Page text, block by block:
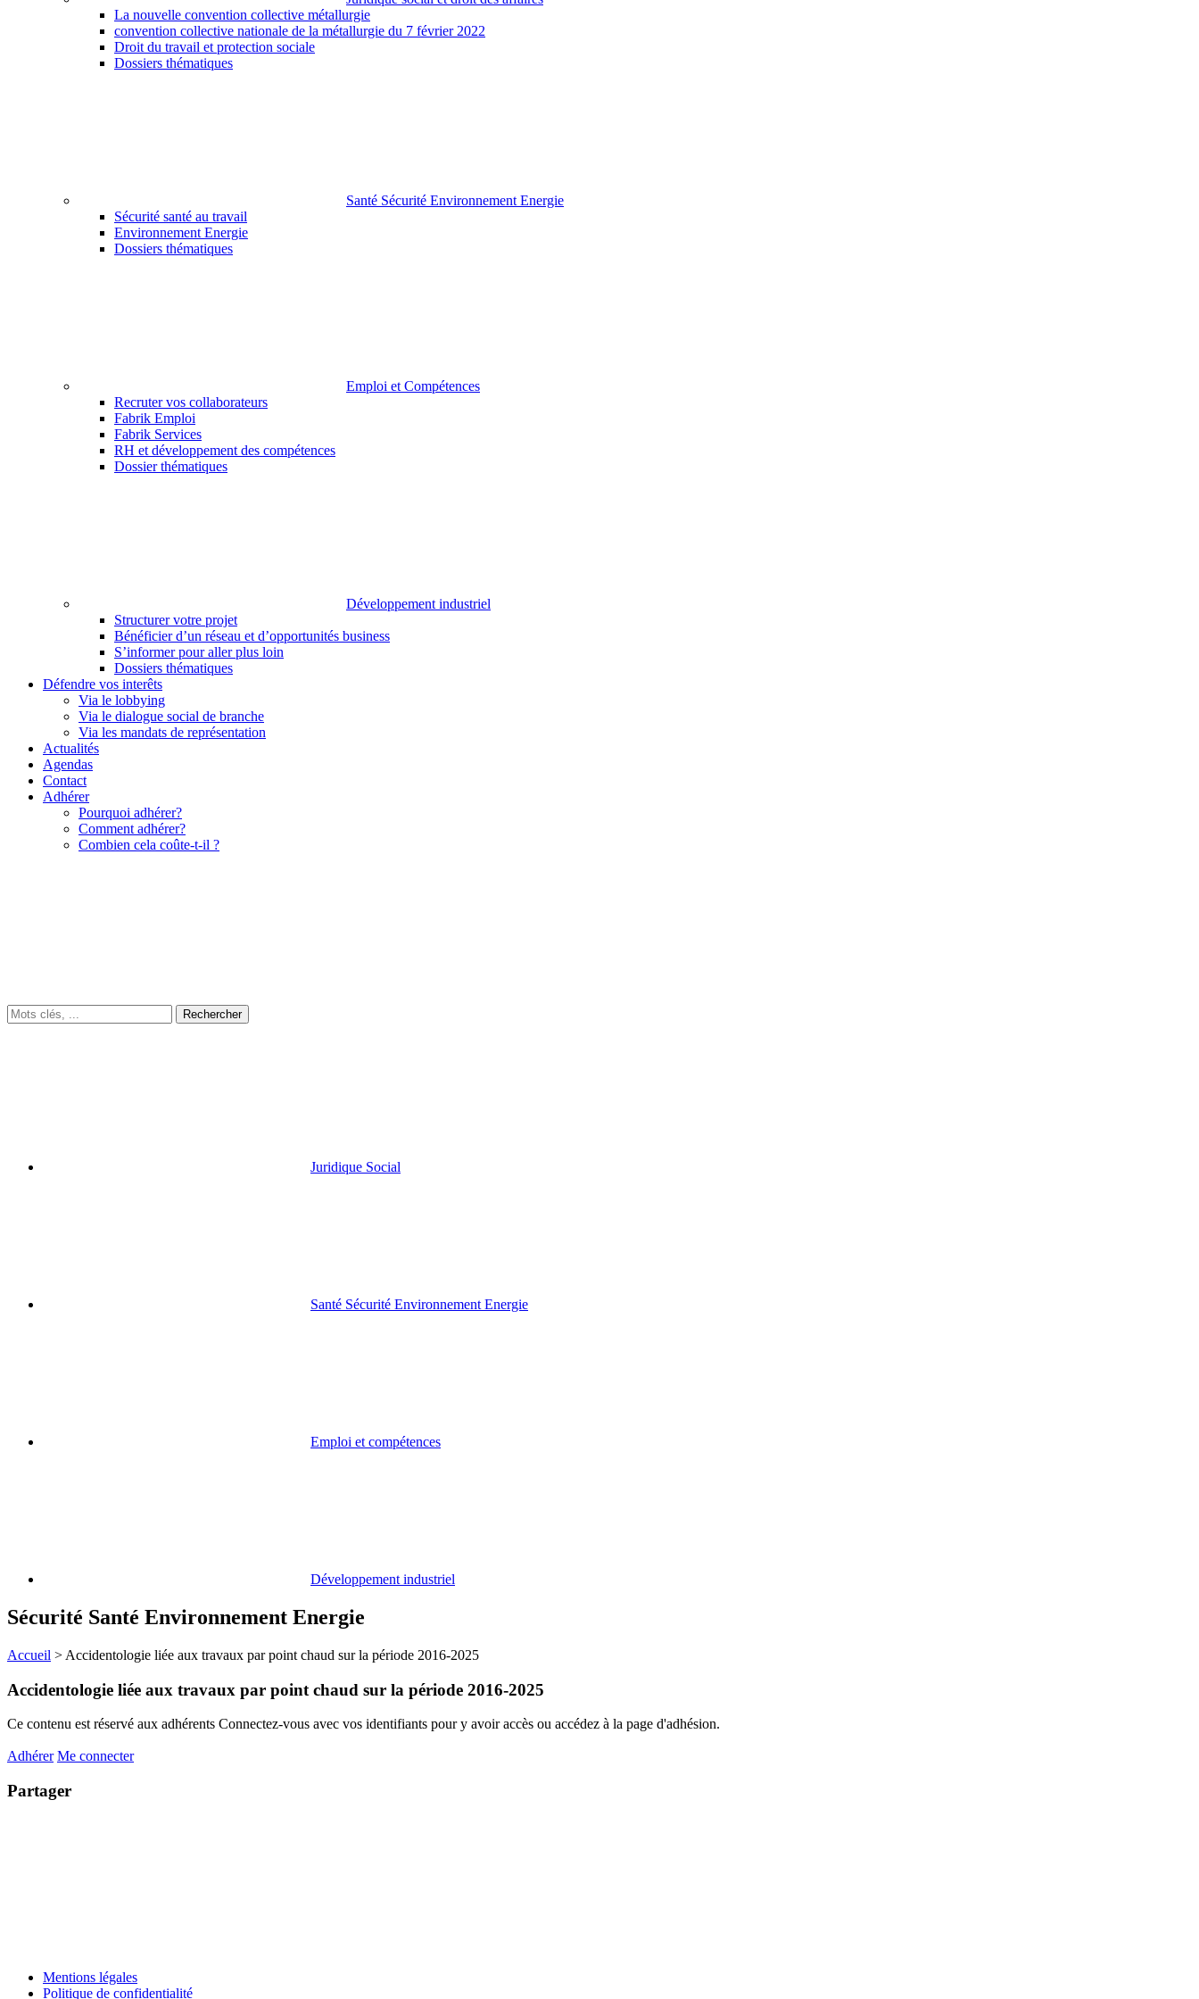
La nouvelle convention collective métallurgie
convention collective nationale de la métallurgie du 7 février 2022
Droit du travail et protection sociale
Dossiers thématiques
Santé Sécurité Environnement Energie
Sécurité santé au travail
Environnement Energie
Dossiers thématiques
Emploi et Compétences
Recruter vos collaborateurs
Fabrik Emploi
Fabrik Services
RH et développement des compétences
Dossier thématiques
Développement industriel
Structurer votre projet
Bénéficier d’un réseau et d’opportunités business
S’informer pour aller plus loin
Dossiers thématiques
Défendre vos interêts
Via le lobbying
Via le dialogue social de branche
Via les mandats de représentation
Actualités
Agendas
Contact
Adhérer
Pourquoi adhérer?
Comment adhérer?
Combien cela coûte-t-il ?
Juridique Social
Santé Sécurité Environnement Energie
Emploi et compétences
Développement industriel
Sécurité Santé Environnement Energie
Accueil > Accidentologie liée aux travaux par point chaud sur la période 2016-2025
Accidentologie liée aux travaux par point chaud sur la période 2016-2025
Ce contenu est réservé aux adhérents Connectez-vous avec vos identifiants pour y avoir accès ou accédez à la page d'adhésion.
Adhérer Me connecter
Partager
Mentions légales
Politique de confidentialité